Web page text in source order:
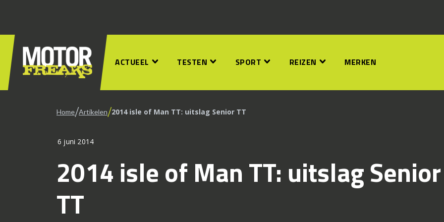
ACTUEEL TESTEN SPORT REIZEN MERKEN
Home/Artikelen/2014 isle of Man TT: uitslag Senior TT
6 juni 2014
2014 isle of Man TT: uitslag Senior
TT